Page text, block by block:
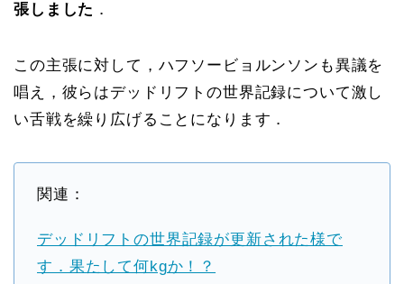
張しました ．
この主張に対して，ハフソービョルンソンも異議を
唱え，彼らはデッドリフトの世界記録について激し
い舌戦を繰り広げることになります．
関連：
デッドリフトの世界記録が更新された様で
す．果たして何kgか！？